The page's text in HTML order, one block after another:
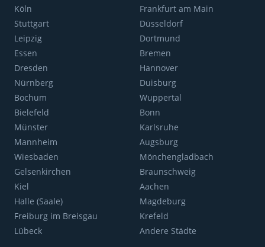
Köln
Frankfurt am Main
Stuttgart
Düsseldorf
Leipzig
Dortmund
Essen
Bremen
Dresden
Hannover
Nürnberg
Duisburg
Bochum
Wuppertal
Bielefeld
Bonn
Münster
Karlsruhe
Mannheim
Augsburg
Wiesbaden
Mönchengladbach
Gelsenkirchen
Braunschweig
Kiel
Aachen
Halle (Saale)
Magdeburg
Freiburg im Breisgau
Krefeld
Lübeck
Andere Städte